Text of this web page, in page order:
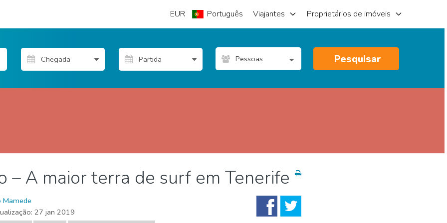
EUR Português Viajantes Proprietários de imóveis
Pessoas Pesquisar
– A maior terra de surf em Tenerife
Mamede
27 jan 2019